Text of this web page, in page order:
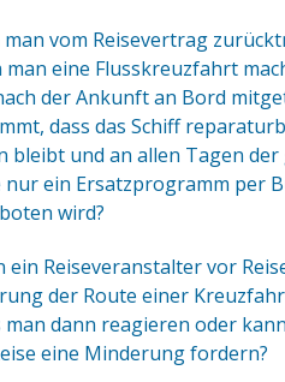
man vom Reisevertrag
man eine Flusskreuzfahrt
der Ankunft an Bord
dass das Schiff
bleibt und an allen Tagen
nur ein Ersatzprogramm per
wird?
ein Reiseveranstalter vor
der Route einer
man dann reagieren oder
eine Minderung fordern?